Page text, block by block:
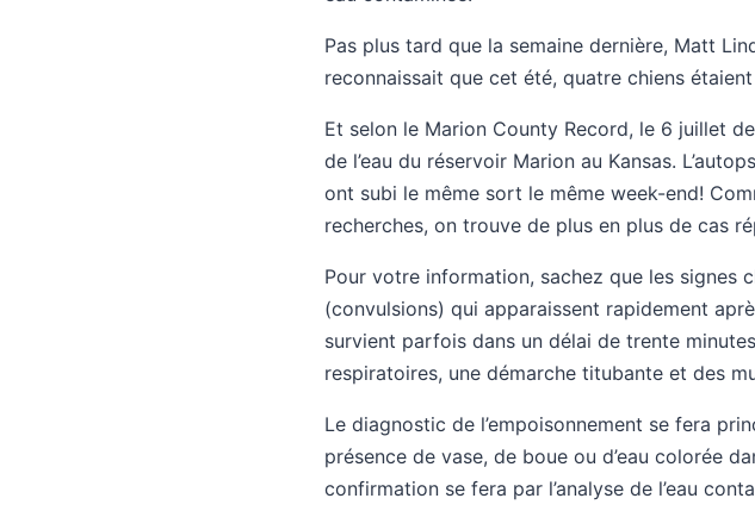
Pas plus tard que la semaine dernière, Matt
reconnaissait que cet été, quatre chiens
Et selon le Marion County Record, le 6 juillet
de l’eau du réservoir Marion au Kansas.
ont subi le même sort le même week-end!
recherches, on trouve de plus en plus de cas
Pour votre information, sachez que les signes
(convulsions) qui apparaissent rapidement
survient parfois dans un délai de trente
respiratoires, une démarche titubante et des
Le diagnostic de l’empoisonnement se fera
présence de vase, de boue ou d’eau colorée
confirmation se fera par l’analyse de l’eau